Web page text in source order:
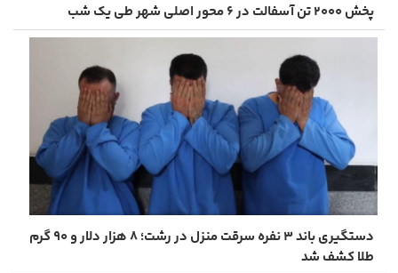
پخش ۲۰۰۰ تن آسفالت در ۶ محور اصلی شهر طی یک شب
دستگیری باند ۳ نفره سرقت منزل در رشت؛ ۸ هزار دلار و ۹۰ گرم
طلا کشف شد